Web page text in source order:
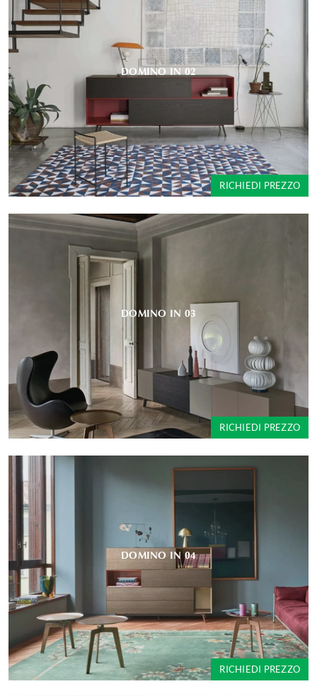
DOMINO IN 02
RICHIEDI PREZZO
DOMINO IN 03
RICHIEDI PREZZO
DOMINO IN 04
RICHIEDI PREZZO